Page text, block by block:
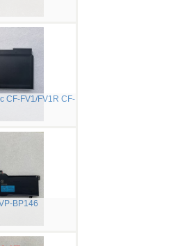
CF-FV1/FV1R CF-
BP146